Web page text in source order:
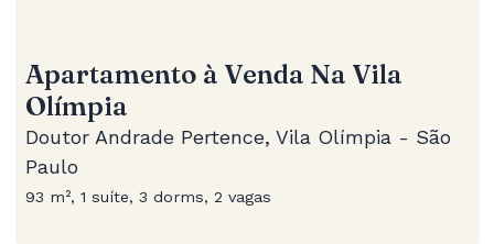
Apartamento à Venda Na Vila
Olímpia
Doutor Andrade Pertence, Vila Olímpia - São
Paulo
93 m², 1 suíte, 3 dorms, 2 vagas